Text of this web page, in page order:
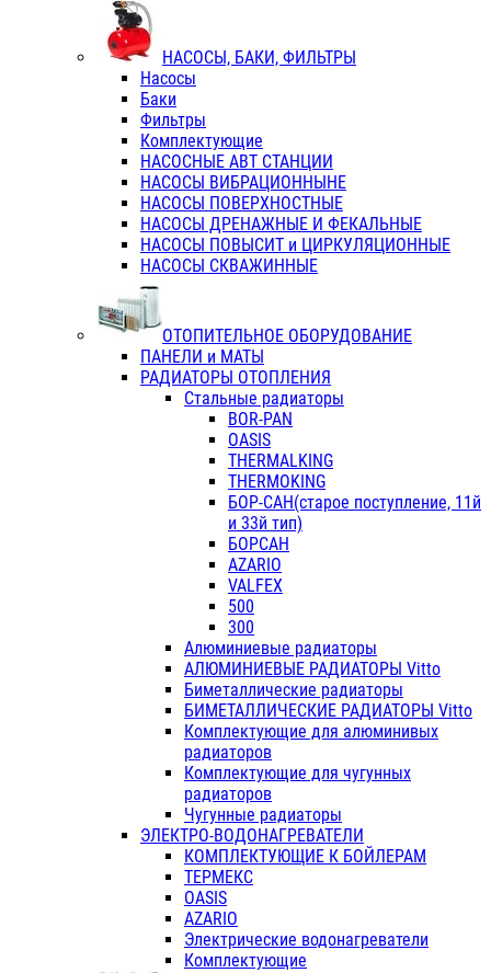
НАСОСЫ, БАКИ, ФИЛЬТРЫ
Насосы
Баки
Фильтры
Комплектующие
НАСОСНЫЕ АВТ СТАНЦИИ
НАСОСЫ ВИБРАЦИОННЫНЕ
НАСОСЫ ПОВЕРХНОСТНЫЕ
НАСОСЫ ДРЕНАЖНЫЕ И ФЕКАЛЬНЫЕ
НАСОСЫ ПОВЫСИТ и ЦИРКУЛЯЦИОННЫЕ
НАСОСЫ СКВАЖИННЫЕ
ОТОПИТЕЛЬНОЕ ОБОРУДОВАНИЕ
ПАНЕЛИ и МАТЫ
РАДИАТОРЫ ОТОПЛЕНИЯ
Стальные радиаторы
BOR-PAN
OASIS
THERMALKING
THERMOKING
БОР-САН(старое поступление, 11й
и 33й тип)
БОРСАН
AZARIO
VALFEX
500
300
Алюминиевые радиаторы
АЛЮМИНИЕВЫЕ РАДИАТОРЫ Vitto
Биметаллические радиаторы
БИМЕТАЛЛИЧЕСКИЕ РАДИАТОРЫ Vitto
Комплектующие для алюминивых
радиаторов
Комплектующие для чугунных
радиаторов
Чугунные радиаторы
ЭЛЕКТРО-ВОДОНАГРЕВАТЕЛИ
КОМПЛЕКТУЮЩИЕ К БОЙЛЕРАМ
ТЕРМЕКС
OASIS
AZARIO
Электрические водонагреватели
Комплектующие